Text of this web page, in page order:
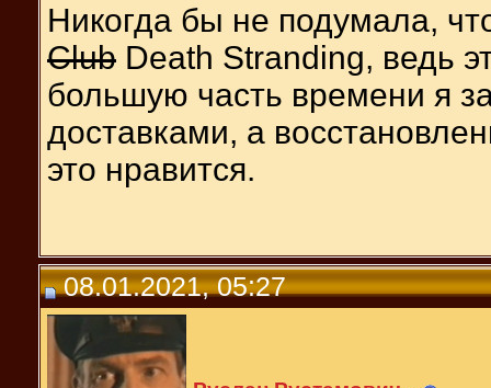
Никогда бы не подумала,
Club Death Stranding, ведь
большую часть времени я
доставками, а
это нравится.
08.01.2021, 05:27